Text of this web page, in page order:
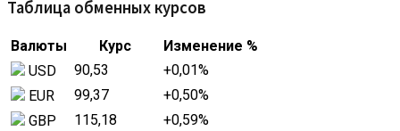
Таблица обменных курсов
Валюты Курс
Изменение %
USD
90,53 +0,01%
EUR
99,37 +0,50%
GBP
115,18 +0,59%